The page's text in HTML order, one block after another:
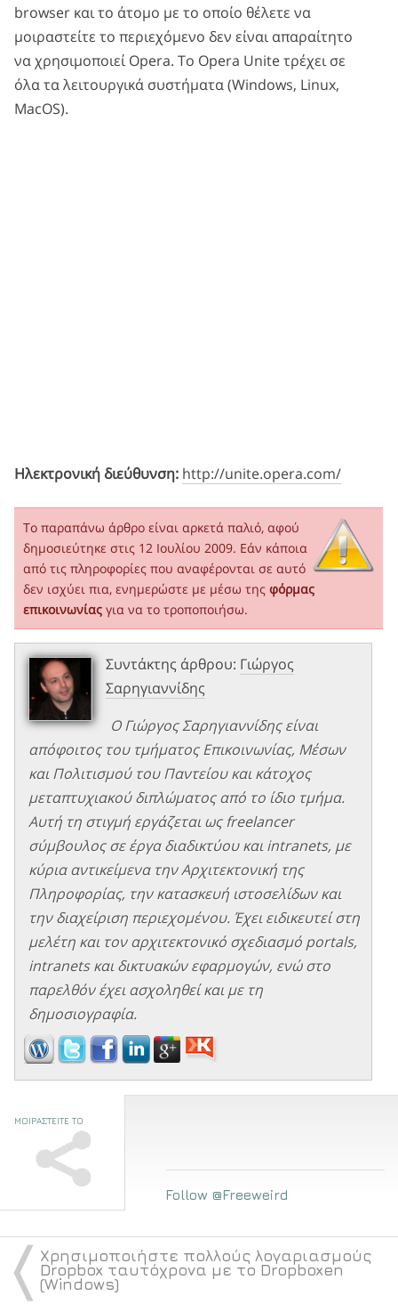
browser και το άτομο με το οποίο θέλετε να
μοιραστείτε το περιεχόμενο δεν είναι απαραίτητο
να χρησιμοποιεί Opera. Tο Opera Unite τρέχει σε
όλα τα λειτουργικά συστήματα (Windows, Linux,
MacOS).
Ηλεκτρονική διεύθυνση: http://unite.opera.com/
Το παραπάνω άρθρο είναι αρκετά παλιό, αφού
δημοσιεύτηκε στις 12 Ιουλίου 2009. Εάν κάποια
από τις πληροφορίες που αναφέρονται σε αυτό
δεν ισχύει πια, ενημερώστε με μέσω της φόρμας
επικοινωνίας για να το τροποποιήσω.
Συντάκτης άρθρου: Γιώργος
Σαρηγιαννίδης
Ο Γιώργος Σαρηγιαννίδης είναι
απόφοιτος του τμήματος Επικοινωνίας, Μέσων
και Πολιτισμού του Παντείου και κάτοχος
μεταπτυχιακού διπλώματος από το ίδιο τμήμα.
Αυτή τη στιγμή εργάζεται ως freelancer
σύμβουλος σε έργα διαδικτύου και intranets, με
κύρια αντικείμενα την Αρχιτεκτονική της
Πληροφορίας, την κατασκευή ιστοσελίδων και
την διαχείριση περιεχομένου. Έχει ειδικευτεί στη
μελέτη και τον αρχιτεκτονικό σχεδιασμό portals,
intranets και δικτυακών εφαρμογών, ενώ στο
παρελθόν έχει ασχοληθεί και με τη
δημοσιογραφία.
ΜΟΙΡΑΣΤΕΙΤΕ ΤΟ
Follow @Freeweird
〈 Χρησιμοποιήστε πολλούς λογαριασμούς
Dropbox ταυτόχρονα με το Dropboxen
(Windows)